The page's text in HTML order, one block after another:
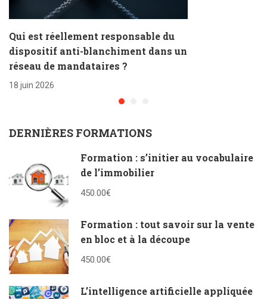
Qui est réellement responsable du
dispositif anti-blanchiment dans un
réseau de mandataires ?
18 juin 2026
DERNIÈRES FORMATIONS
Formation : s’initier au vocabulaire
de l’immobilier
450.00€
Formation : tout savoir sur la vente
en bloc et à la découpe
450.00€
L’intelligence artificielle appliquée